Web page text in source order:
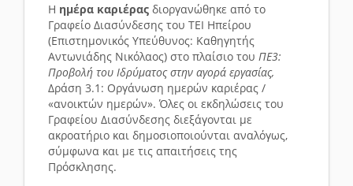
Η ημέρα καριέρας διοργανώθηκε από το
Γραφείο Διασύνδεσης του ΤΕΙ Ηπείρου
(Επιστημονικός Υπεύθυνος: Καθηγητής
Αντωνιάδης Νικόλαος) στο πλαίσιο του ΠΕ3:
Προβολή του Ιδρύματος στην αγορά εργασίας,
Δράση 3.1: Οργάνωση ημερών καριέρας /
«ανοικτών ημερών». Όλες οι εκδηλώσεις του
Γραφείου Διασύνδεσης διεξάγονται με
ακροατήριο και δημοσιοποιούνται αναλόγως,
σύμφωνα και με τις απαιτήσεις της
Πρόσκλησης.